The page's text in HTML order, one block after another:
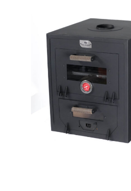
AGREGAR AL CARRITO